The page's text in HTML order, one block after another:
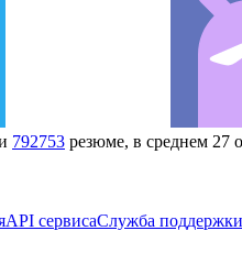
792753 резюме, в среднем 27
API сервисаСлужба поддержки